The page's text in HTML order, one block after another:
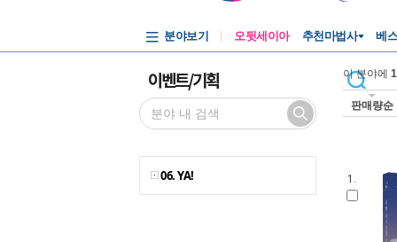
분야보기 오뒷세이아 추천마법사 베
이벤트/기획
06. YA!
이 분야에
판매량순
1.